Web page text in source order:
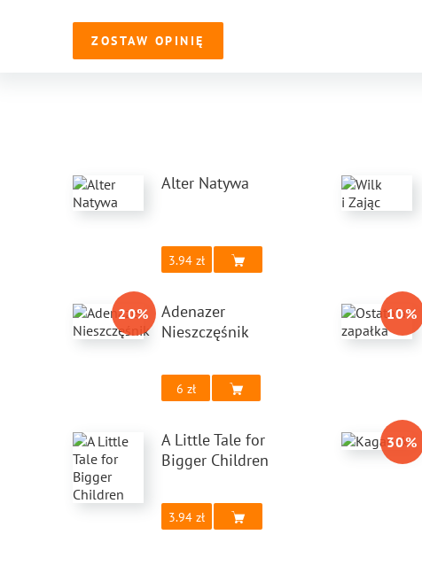
ZOSTAW OPINIĘ
Alter Natywa
3.94
20%
Adenazer
Nieszczęśnik
6
10%
A Little Tale for
Bigger Children
3.94
30%